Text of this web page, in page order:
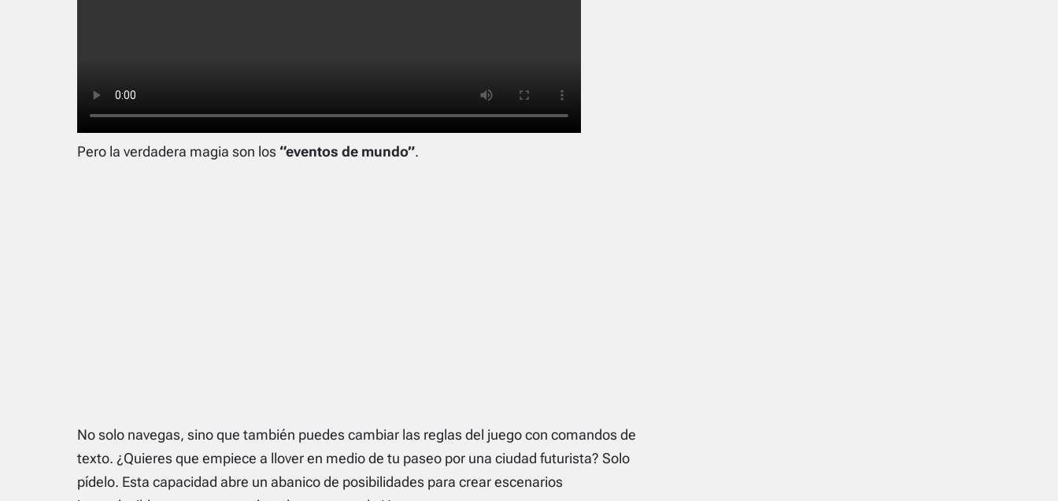
Pero la verdadera magia son los “eventos de mundo”.
No solo navegas, sino que también puedes cambiar las reglas del juego con comandos de
texto. ¿Quieres que empiece a llover en medio de tu paseo por una ciudad futurista? Solo
pídelo. Esta capacidad abre un abanico de posibilidades para crear escenarios